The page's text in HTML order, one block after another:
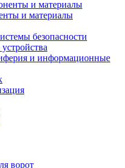
и материалы
безопасности
и информационные
ворот